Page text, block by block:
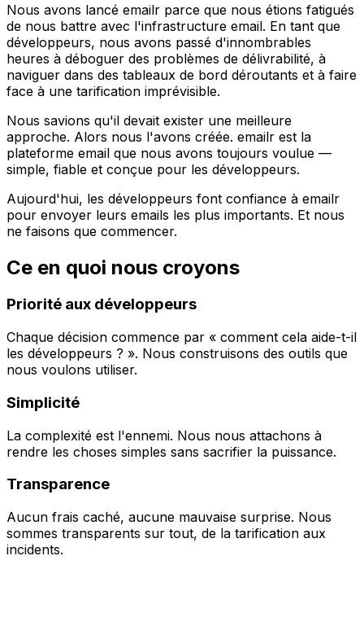
Nous avons lancé emailr parce que nous étions fatigués
de nous battre avec l'infrastructure email. En tant que
développeurs, nous avons passé d'innombrables
heures à déboguer des problèmes de délivrabilité, à
naviguer dans des tableaux de bord déroutants et à faire
face à une tarification imprévisible.
Nous savions qu'il devait exister une meilleure
approche. Alors nous l'avons créée. emailr est la
plateforme email que nous avons toujours voulue —
simple, fiable et conçue pour les développeurs.
Aujourd'hui, les développeurs font confiance à emailr
pour envoyer leurs emails les plus importants. Et nous
ne faisons que commencer.
Ce en quoi nous croyons
Priorité aux développeurs
Chaque décision commence par « comment cela aide-t-il
les développeurs ? ». Nous construisons des outils que
nous voulons utiliser.
Simplicité
La complexité est l'ennemi. Nous nous attachons à
rendre les choses simples sans sacrifier la puissance.
Transparence
Aucun frais caché, aucune mauvaise surprise. Nous
sommes transparents sur tout, de la tarification aux
incidents.